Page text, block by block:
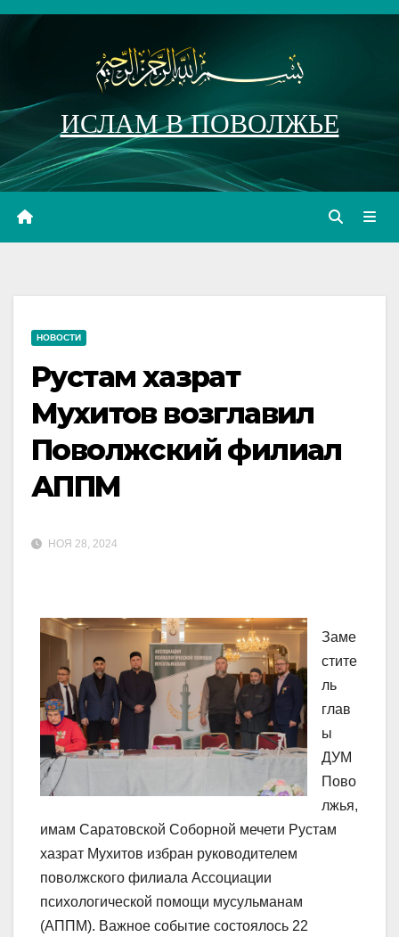
Перейти
ИСЛАМ В ПОВОЛЖЬЕ
НОВОСТИ
Рустам хазрат
Мухитов возглавил
Поволжский филиал
АППМ
НОЯ 28, 2024
Заме
стите
ль
глав
ы
ДУМ
Пово
лжья,
имам Саратовской Соборной мечети Рустам
хазрат Мухитов избран руководителем
поволжского филиала Ассоциации
психологической помощи мусульманам
(АППМ). Важное событие состоялось 22